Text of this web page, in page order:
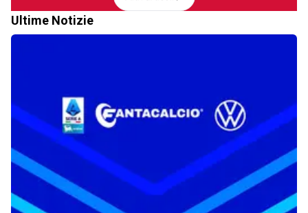
Ultime Notizie